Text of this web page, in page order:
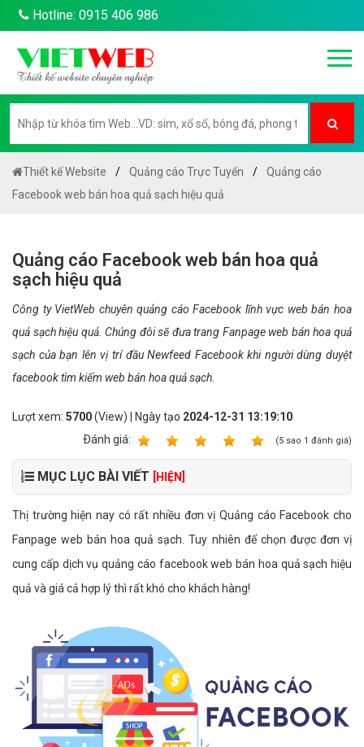
Hotline: 0915 406 986
Thiết kế Website Quảng cáo Trực Tuyến
Quảng cáo
Facebook web bán hoa quả sạch hiệu quả
Quảng cáo Facebook web bán hoa quả
sạch hiệu quả
Công ty VietWeb chuyên quảng cáo Facebook lĩnh vực web bán hoa
quả sạch hiệu quả. Chúng đôi sẽ đưa trang Fanpage web bán hoa quả
sạch của bạn lên vị trí đầu Newfeed Facebook khi người dùng duyệt
facebook tìm kiếm web bán hoa quả sạch.
Lượt xem: 5700(View) | Ngày tạo 2024-12-31 13:19:10
Ðánh giá:
(5 sao 1 đánh giá)
MỤC LỤC BÀI VIẾT [HIỆN]
Thị trường hiện nay có rất nhiều đơn vị Quảng cáo Facebook cho
Fanpage web bán hoa quả sạch. Tuy nhiên để chọn được đơn vị
cung cấp dịch vụ quảng cáo facebook web bán hoa quả sạch hiệu
quả và giá cả hợp lý thì rất khó cho khách hàng!